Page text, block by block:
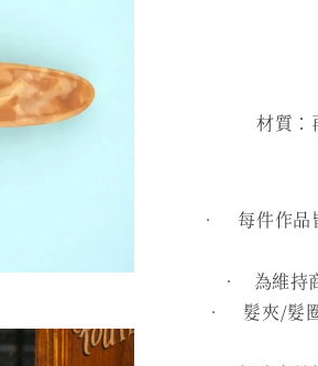
材質：
• 每件作品皆
• 為維持商
• 髮夾/髮圈